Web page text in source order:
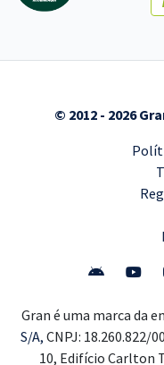
© 2012 - 2026
Gran é uma marca da
S/A, CNPJ: 18.260.822/
10, Edifício Carlton